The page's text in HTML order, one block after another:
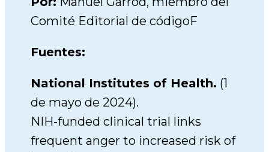
Comité Editorial de códigoF
Fuentes:
National Institutes of Health. (1
de mayo de 2024).
NIH-funded clinical trial links
frequent anger to increased risk of